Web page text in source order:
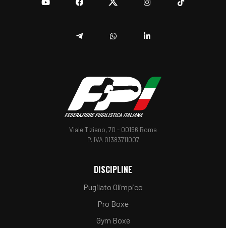
Viale Tiziano, 70 - 00196 Roma
P. IVA 01383711007
DISCIPLINE
Pugilato Olimpico
Pro Boxe
Gym Boxe